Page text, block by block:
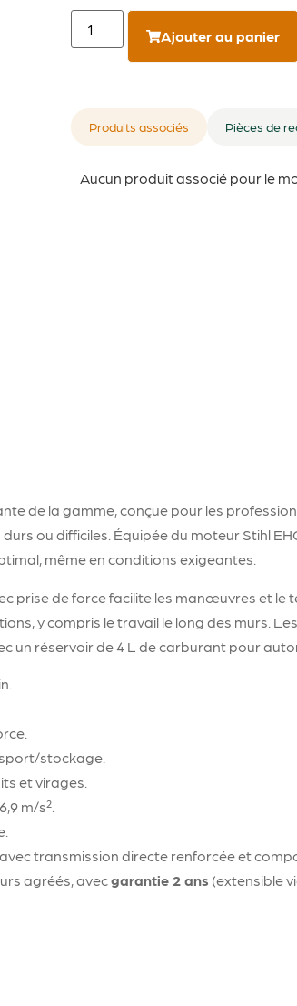
Ajouter au panier
Produits associés Pièces de
Aucun produit associé pour le
de la gamme, conçue pour les
ou difficiles. Équipée du moteur Stihl
même en conditions exigeantes.
prise de force facilite les manœuvres et
y compris le travail le long des murs.
un réservoir de 4 L de carburant pour
stockage.
et virages.
m/s².
avec transmission directe renforcée et
agréés, avecgarantie 2 ans (extensible